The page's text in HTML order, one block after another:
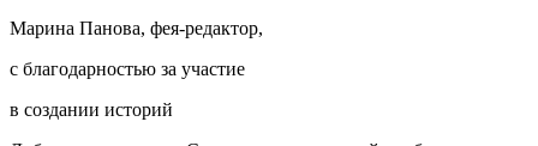
Марина Панова, фея-редактор,
с благодарностью за участие
в создании историй